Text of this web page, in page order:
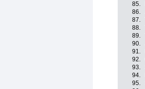
85.
86.
87.
88.
89.
90.
91.
92.
93.
94.
95.